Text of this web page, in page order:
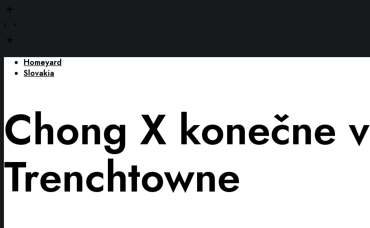
Homeyard
Slovakia
Chong X konečne v
Trenchtowne